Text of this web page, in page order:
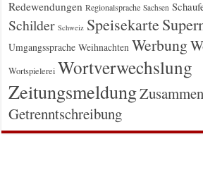
Redewendungen Regionalsprache Sachsen
Schilder Schweiz Speisekarte
Umgangssprache Weihnachten Werbung
Wortspielerei Wortverwechslung
Zeitungsmeldung
Getrenntschreibung